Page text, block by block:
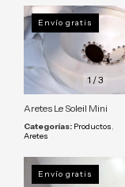
1 /3
Envío gratis
Aretes Le Soleil Mini
Categorías: Productos,
Aretes
Envío gratis